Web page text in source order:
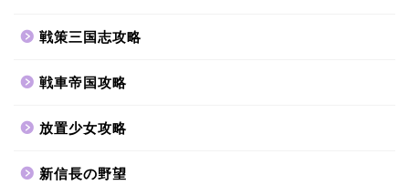
戦策三国志攻略
戦車帝国攻略
放置少女攻略
新信長の野望